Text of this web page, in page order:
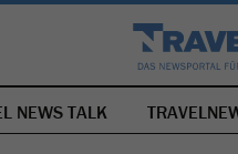
NEWS TALK